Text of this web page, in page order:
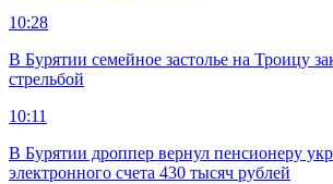
10:28
В Бурятии семейное застолье на Троицу
стрельбой
10:11
В Бурятии дроппер вернул пенсионеру
электронного счета 430 тысяч рублей